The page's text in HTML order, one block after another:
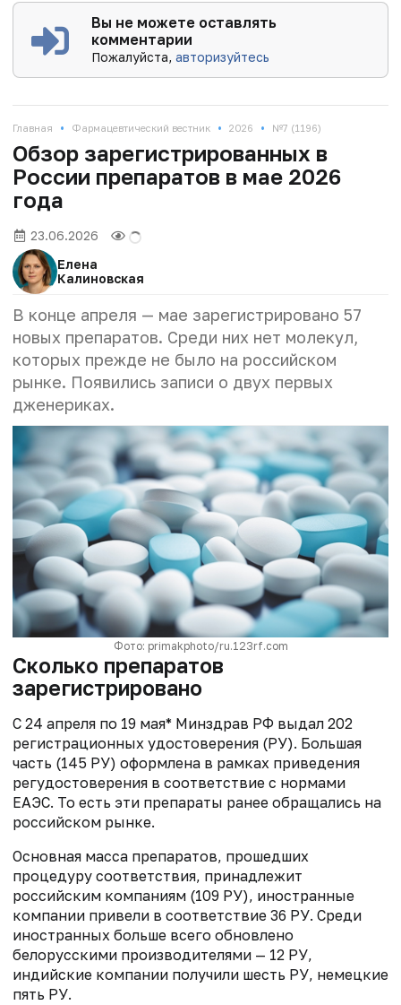
Вы не можете оставлять
комментарии
Пожалуйста,авторизуйтесь
Главная • Фармацевтический вестник • 2026 • №7 (1196)
Обзор зарегистрированных в
России препаратов в мае 2026
года
23.06.2026
Елена
Калиновская
В конце апреля — мае зарегистрировано 57
новых препаратов. Среди них нет молекул,
которых прежде не было на российском
рынке. Появились записи о двух первых
дженериках.
Фото: primakphoto/ru.123rf.com
Сколько препаратов
зарегистрировано
С 24 апреля по 19 мая* Минздрав РФ выдал 202
регистрационных удостоверения (РУ). Большая
часть (145 РУ) оформлена в рамках приведения
регудостоверения в соответствие с нормами
ЕАЭС. То есть эти препараты ранее обращались на
российском рынке.
Основная масса препаратов, прошедших
процедуру соответствия, принадлежит
российским компаниям (109 РУ), иностранные
компании привели в соответствие 36 РУ. Среди
иностранных больше всего обновлено
белорусскими производителями — 12 РУ,
индийские компании получили шесть РУ, немецкие
пять РУ.